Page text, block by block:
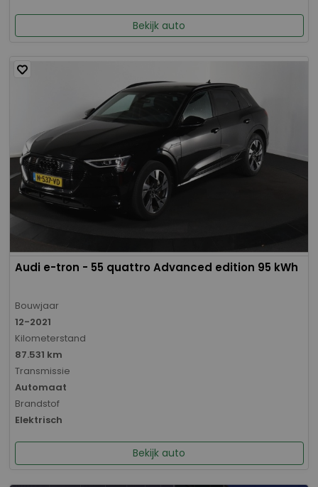
Bekijk auto
Audi e-tron - 55 quattro Advanced edition 95 kWh
Bouwjaar
12-2021
Kilometerstand
87.531 km
Transmissie
Automaat
Brandstof
Elektrisch
Bekijk auto